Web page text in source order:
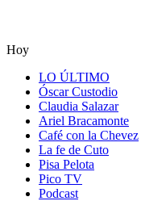
Hoy
LO ÚLTIMO
Óscar Custodio
Claudia Salazar
Ariel Bracamonte
Café con la Chevez
La fe de Cuto
Pisa Pelota
Pico TV
Podcast